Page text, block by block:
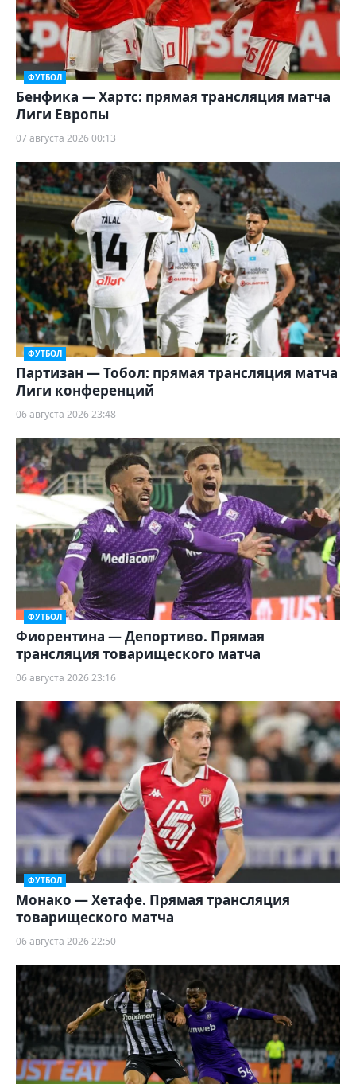
ФУТБОЛ
Бенфика — Хартс: прямая трансляция матча
Лиги Европы
07 августа 2026 00:13
ФУТБОЛ
Партизан — Тобол: прямая трансляция матча
Лиги конференций
06 августа 2026 23:48
ФУТБОЛ
Фиорентина — Депортиво. Прямая
трансляция товарищеского матча
06 августа 2026 23:16
ФУТБОЛ
Монако — Хетафе. Прямая трансляция
товарищеского матча
06 августа 2026 22:50